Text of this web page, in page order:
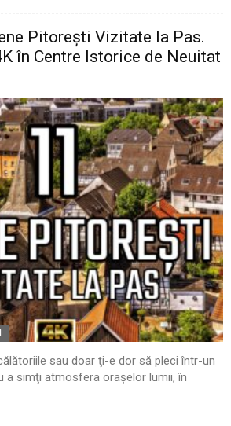
Pitoreşti Vizitate la Pas.
în Centre Istorice de Neuitat
sau doar ţi-e dor să pleci într-un
a simţi atmosfera oraşelor lumii, în